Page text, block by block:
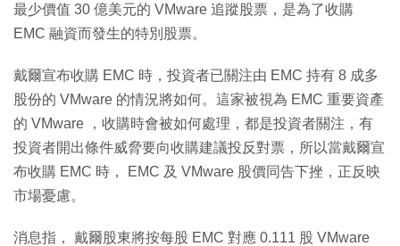
最少價值 30 億美元的 VMware 追蹤股票，是為了收購
EMC 融資而發生的特別股票。
戴爾宣布收購 EMC 時，投資者已關注由 EMC 持有 8 成多
股份的 VMware 的情況將如何。這家被視為 EMC 重要資產
的 VMware ，收購時會被如何處理，都是投資者關注，有
投資者開出條件威脅要向收購建議投反對票，所以當戴爾宣
布收購 EMC 時， EMC 及 VMware 股價同告下挫，正反映
市場憂慮。
消息指， 戴爾股東將按每股 EMC 對應 0.111 股 VMware